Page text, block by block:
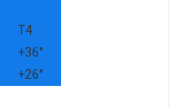
T4
+36°
+26°